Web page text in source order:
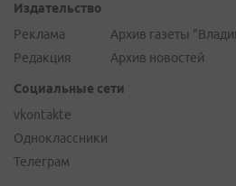
Издательство
Реклама
Редакция
Архив газеты
Архив новостей
Социальные сети
vkontakte
Одноклассники
Телеграм